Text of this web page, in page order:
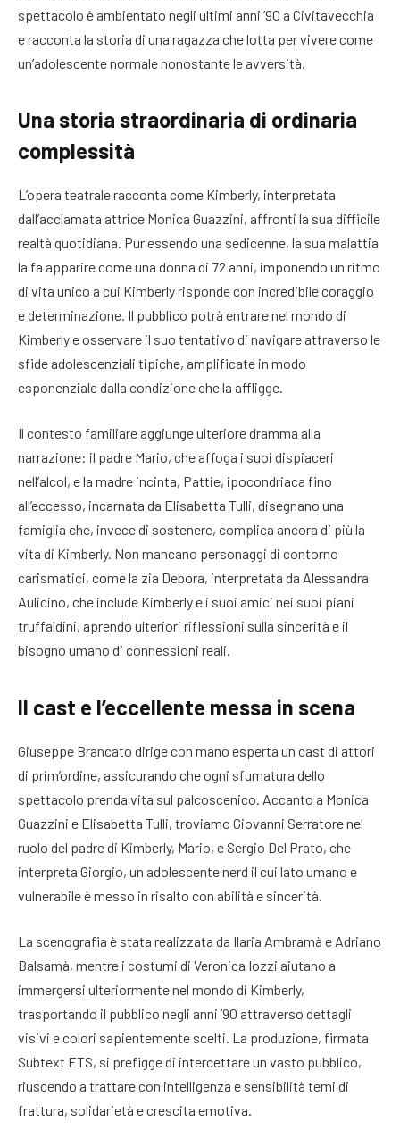
spettacolo è ambientato negli ultimi anni ’90 a Civitavecchia
e racconta la storia di una ragazza che lotta per vivere come
un’adolescente normale nonostante le avversità.
Una storia straordinaria di ordinaria
complessità
L’opera teatrale racconta come Kimberly, interpretata
dall’acclamata attrice Monica Guazzini, affronti la sua difficile
realtà quotidiana. Pur essendo una sedicenne, la sua malattia
la fa apparire come una donna di 72 anni, imponendo un ritmo
di vita unico a cui Kimberly risponde con incredibile coraggio
e determinazione. Il pubblico potrà entrare nel mondo di
Kimberly e osservare il suo tentativo di navigare attraverso le
sfide adolescenziali tipiche, amplificate in modo
esponenziale dalla condizione che la affligge.
Il contesto familiare aggiunge ulteriore dramma alla
narrazione: il padre Mario, che affoga i suoi dispiaceri
nell’alcol, e la madre incinta, Pattie, ipocondriaca fino
all’eccesso, incarnata da Elisabetta Tulli, disegnano una
famiglia che, invece di sostenere, complica ancora di più la
vita di Kimberly. Non mancano personaggi di contorno
carismatici, come la zia Debora, interpretata da Alessandra
Aulicino, che include Kimberly e i suoi amici nei suoi piani
truffaldini, aprendo ulteriori riflessioni sulla sincerità e il
bisogno umano di connessioni reali.
Il cast e l’eccellente messa in scena
Giuseppe Brancato dirige con mano esperta un cast di attori
di prim’ordine, assicurando che ogni sfumatura dello
spettacolo prenda vita sul palcoscenico. Accanto a Monica
Guazzini e Elisabetta Tulli, troviamo Giovanni Serratore nel
ruolo del padre di Kimberly, Mario, e Sergio Del Prato, che
interpreta Giorgio, un adolescente nerd il cui lato umano e
vulnerabile è messo in risalto con abilità e sincerità.
La scenografia è stata realizzata da Ilaria Ambramà e Adriano
Balsamà, mentre i costumi di Veronica Iozzi aiutano a
immergersi ulteriormente nel mondo di Kimberly,
trasportando il pubblico negli anni ’90 attraverso dettagli
visivi e colori sapientemente scelti. La produzione, firmata
Subtext ETS, si prefigge di intercettare un vasto pubblico,
riuscendo a trattare con intelligenza e sensibilità temi di
frattura, solidarietà e crescita emotiva.